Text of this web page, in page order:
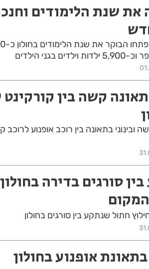
את שנת הלימודים
בגני הילדים
קשה בין
סורגים בדירה
חתול שנתקע בין סורגים בחולון